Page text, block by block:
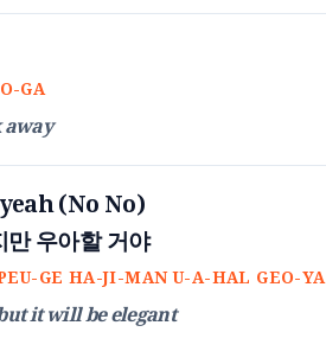
GA
away
(No No)
만 우아할 거야
GE HA-JI-MAN U-A-HAL GEO-YA
it will be elegant